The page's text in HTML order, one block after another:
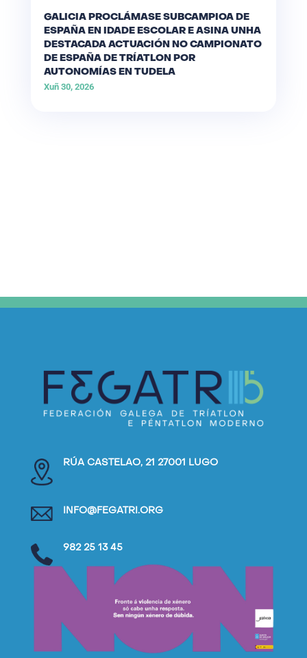
GALICIA PROCLÁMASE SUBCAMPIOA DE
ESPAÑA EN IDADE ESCOLAR E ASINA UNHA
DESTACADA ACTUACIÓN NO CAMPIONATO
DE ESPAÑA DE TRÍATLON POR
AUTONOMÍAS EN TUDELA
Xuñ 30, 2026
RÚA CASTELAO, 21 27001 LUGO
INFO@FEGATRI.ORG
982 25 13 45